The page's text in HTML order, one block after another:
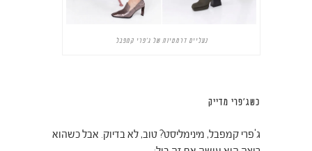
נעליים דרמטיות של ג'פרי קמפבל
כשג'פרי מדייק
ג'פרי קמפבל, מינימליסט? טוב, לא בדיוק. אבל כשהוא